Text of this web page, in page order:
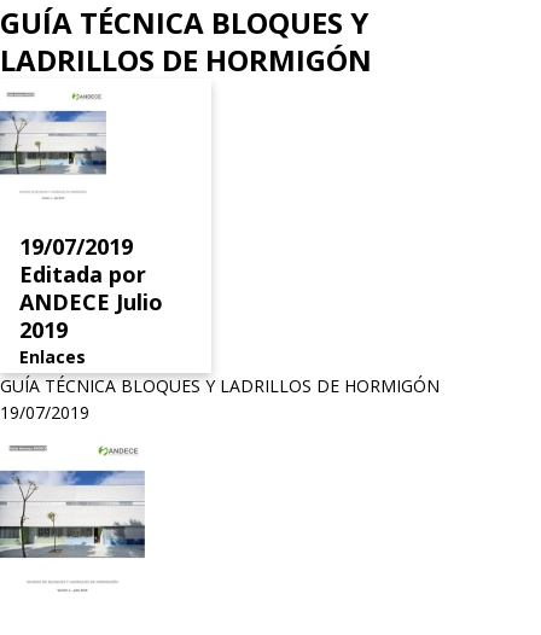
GUÍA TÉCNICA BLOQUES Y
LADRILLOS DE HORMIGÓN
19/07/2019
Editada por
ANDECE Julio
2019
Enlaces
GUÍA TÉCNICA BLOQUES Y LADRILLOS DE HORMIGÓN
19/07/2019